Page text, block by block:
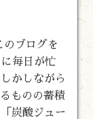
のブログを
毎日が忙
かしながら
ものの蓄積
炭酸ジュー